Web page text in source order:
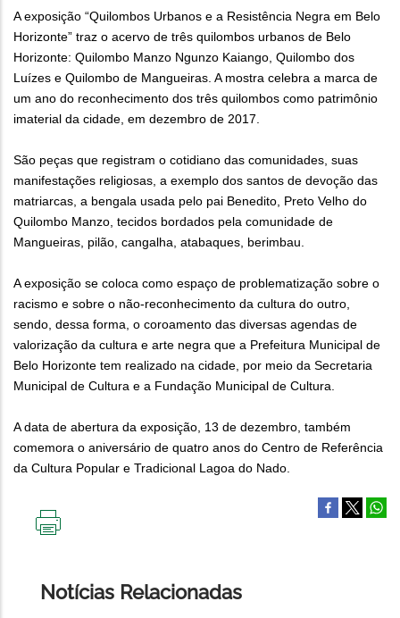
A exposição “Quilombos Urbanos e a Resistência Negra em Belo
Horizonte” traz o acervo de três quilombos urbanos de Belo
Horizonte: Quilombo Manzo Ngunzo Kaiango, Quilombo dos
Luízes e Quilombo de Mangueiras. A mostra celebra a marca de
um ano do reconhecimento dos três quilombos como patrimônio
imaterial da cidade, em dezembro de 2017.
São peças que registram o cotidiano das comunidades, suas
manifestações religiosas, a exemplo dos santos de devoção das
matriarcas, a bengala usada pelo pai Benedito, Preto Velho do
Quilombo Manzo, tecidos bordados pela comunidade de
Mangueiras, pilão, cangalha, atabaques, berimbau.
A exposição se coloca como espaço de problematização sobre o
racismo e sobre o não-reconhecimento da cultura do outro,
sendo, dessa forma, o coroamento das diversas agendas de
valorização da cultura e arte negra que a Prefeitura Municipal de
Belo Horizonte tem realizado na cidade, por meio da Secretaria
Municipal de Cultura e a Fundação Municipal de Cultura.
A data de abertura da exposição, 13 de dezembro, também
comemora o aniversário de quatro anos do Centro de Referência
da Cultura Popular e Tradicional Lagoa do Nado.
Notícias Relacionadas